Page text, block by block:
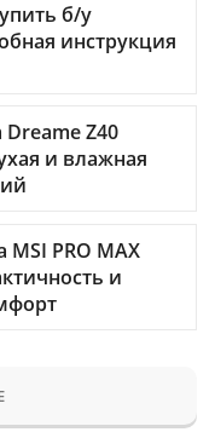
б/у
инструкция
Z40
и влажная
PRO MAX
и